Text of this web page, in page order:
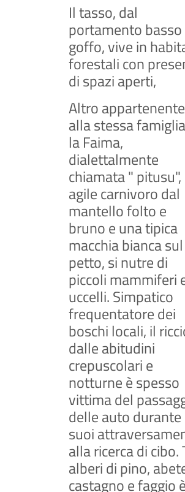
Il tasso, dal
portamento basso
goffo, vive in
forestali con
di spazi aperti,
Altro appartenente
alla stessa
la Faima,
dialettalmente
chiamata "
agile carnivoro dal
mantello folto e
bruno e una tipica
macchia bianca sul
petto, si nutre di
piccoli mammiferi
uccelli. Simpatico
frequentatore dei
boschi locali, il
dalle abitudini
crepuscolari e
notturne è spesso
vittima del
delle auto durante
suoi
alla ricerca di cibo.
alberi di pino,
castagno e faggio è